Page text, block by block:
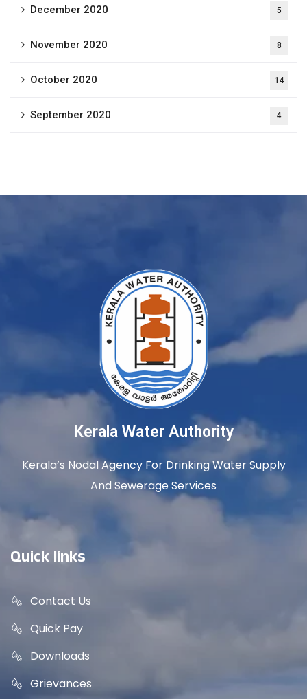
December 2020 5
November 2020 8
October 2020 14
September 2020 4
Kerala Water Authority
Kerala’s Nodal Agency For Drinking Water Supply
And Sewerage Services
Quick links
Contact Us
Quick Pay
Downloads
Grievances